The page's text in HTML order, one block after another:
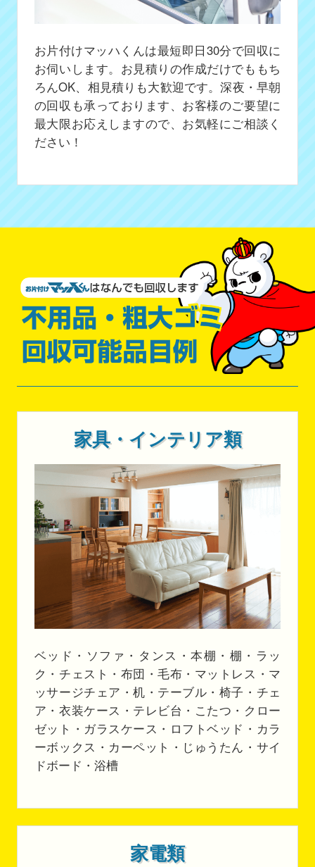
お片付けマッハくんは最短即日30分で回収に
お伺いします。お見積りの作成だけでももち
ろんOK、相見積りも大歓迎です。深夜・早朝
の回収も承っております、お客様のご要望に
最大限お応えしますので、お気軽にご相談く
ださい！
家具・インテリア類
ベッド・ソファ・タンス・本棚・棚・ラッ
ク・チェスト・布団・毛布・マットレス・マ
ッサージチェア・机・テーブル・椅子・チェ
ア・衣装ケース・テレビ台・こたつ・クロー
ゼット・ガラスケース・ロフトベッド・カラ
ーボックス・カーペット・じゅうたん・サイ
ドボード・浴槽
家電類